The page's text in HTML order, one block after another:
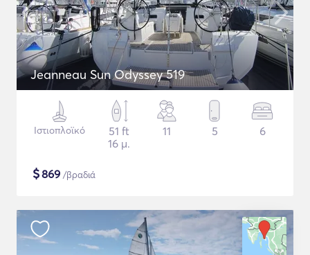
Jeanneau Sun Odyssey 519
Ιστιοπλοϊκό
51 ft
16 μ.
11 5 6
$869 /βραδιά